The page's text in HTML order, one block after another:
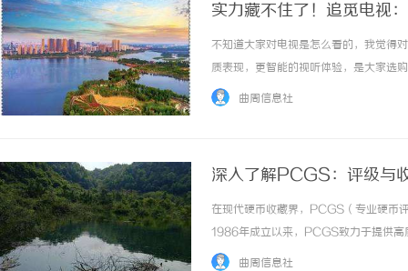
实力藏不住了！追觅电视
不知道大家对电视是怎么看的，我觉得
质表现，更智能的视听体验，是大家选
的肯定是首选。因为电视不能只看现在
曲周信息社
深入了解PCGS：评级与
在现代硬币收藏界，PCGS（专业硬币
1986年成立以来，PCGS致力于提供高
PCGS的历史、评级过程以及其对硬币
曲周信息社